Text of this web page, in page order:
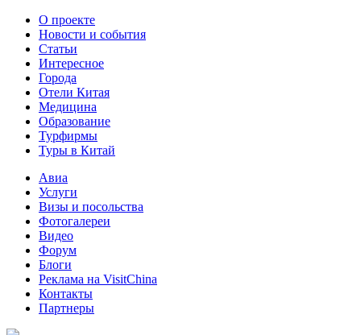
О проекте
Новости и события
Статьи
Интересное
Города
Отели Китая
Медицина
Образование
Турфирмы
Туры в Китай
Авиа
Услуги
Визы и посольства
Фотогалереи
Видео
Форум
Блоги
Реклама на VisitChina
Контакты
Партнеры